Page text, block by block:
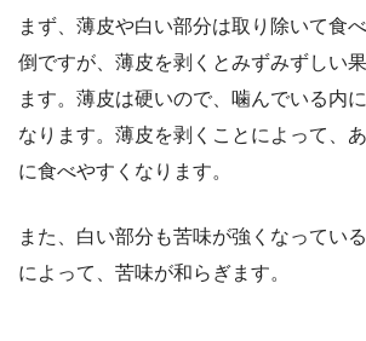
まず、薄皮や白い部分は取り除いて食
倒ですが、薄皮を剥くとみずみずしい
ます。薄皮は硬いので、噛んでいる内
なります。薄皮を剥くことによって、
に食べやすくなります。
また、白い部分も苦味が強くなってい
によって、苦味が和らぎます。